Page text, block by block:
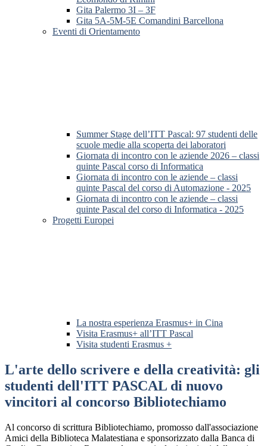
Gita Palermo 3I – 3F
Gita 5A-5M-5E Comandini Barcellona
Eventi di Orientamento
Summer Stage dell’ITT Pascal: 97 studenti delle
scuole medie alla scoperta dei laboratori
Giornata di incontro con le aziende 2026 – classi
quinte Pascal corso di Informatica
Giornata di incontro con le aziende – classi
quinte Pascal del corso di Automazione - 2025
Giornata di incontro con le aziende – classi
quinte Pascal del corso di Informatica - 2025
Progetti Europei
La nostra esperienza Erasmus+ in Cina
Visita Erasmus+ all’ITT Pascal
Visita studenti Erasmus +
L'arte dello scrivere e della creatività: gli
studenti dell'ITT PASCAL di nuovo
vincitori al concorso Bibliotechiamo
Al concorso di scrittura Bibliotechiamo, promosso dall'associazione
Amici della Biblioteca Malatestiana e sponsorizzato dalla Banca di